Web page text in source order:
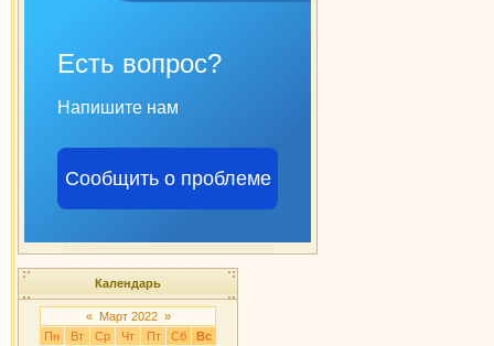
Есть вопрос?
Напишите нам
Сообщить о проблеме
Календарь
« Март 2022 »
Пн
Вт Ср Чт Пт Сб
Вс